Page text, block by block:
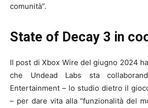
comunità”.
State of Decay 3 in
Il post di Xbox Wire del giugno 2024
che Undead Labs sta
Entertainment – lo studio dietro il
– per dare vita alla “funzionalità del